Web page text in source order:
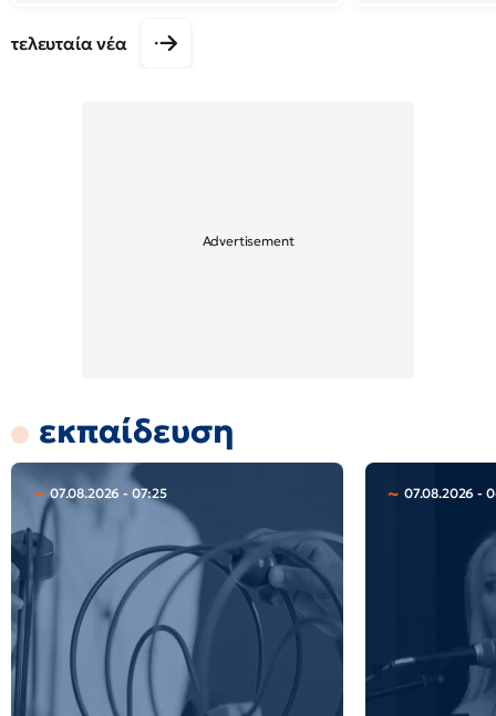
τελευταία νέα
εκπαίδευση
07.08.2026 - 07:25 07.08.2026 -